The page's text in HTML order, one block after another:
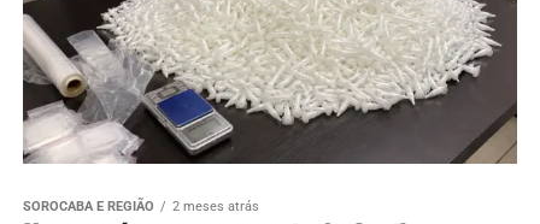
SOROCABA E REGIÃO 2 meses atrás